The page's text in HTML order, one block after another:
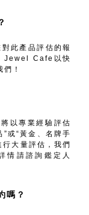
此產品評估的報
Jewel Cafe以快
！
以專業經驗評估
或“黃金、名牌手
大量評估，我們
情請諮詢鑑定人
嗎？